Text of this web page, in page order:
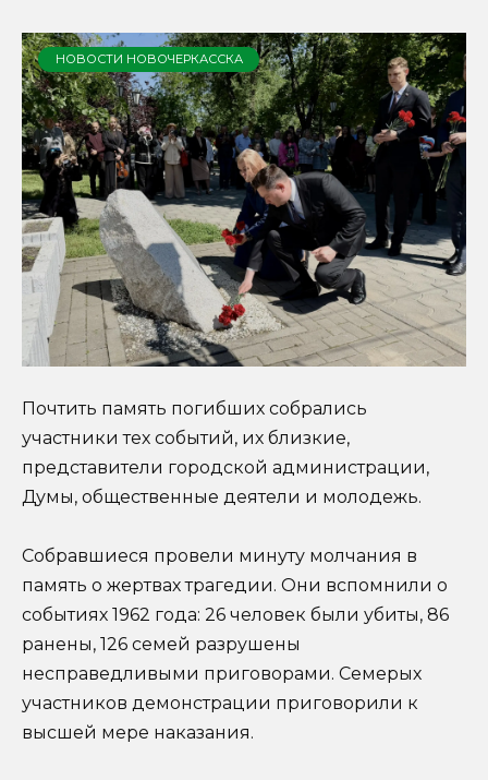
НОВОСТИ НОВОЧЕРКАССКА
Почтить память погибших собрались
участники тех событий, их близкие,
представители городской администрации,
Думы, общественные деятели и молодежь.
Собравшиеся провели минуту молчания в
память о жертвах трагедии. Они вспомнили о
событиях 1962 года: 26 человек были убиты, 86
ранены, 126 семей разрушены
несправедливыми приговорами. Семерых
участников демонстрации приговорили к
высшей мере наказания.